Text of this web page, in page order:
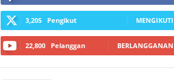
3,205 Pengikut MENGIKUTI
22,800 Pelanggan BERLANGGANAN